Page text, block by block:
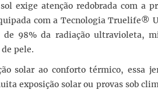
exige atenção redobrada com a
com a Tecnologia Truelife®
de 98% da radiação ultravioleta,
pele.
solar ao conforto térmico, essa
exposição solar ou provas sob